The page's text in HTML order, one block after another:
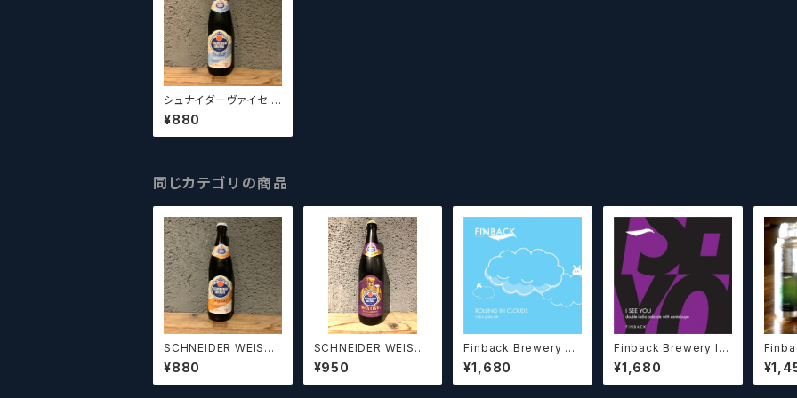
シュナイダーヴァイセ ク
リスタル500ml Schne
ider Weisse TAP2 K
ristall 500ml
¥880
同じカテゴリの商品
SCHNEIDER WEISSE
TAP7 Mein Original
シュナイダー・ヴァイ
ス オリジナル
¥880
SCHNEIDER WEISSE
TAP6 Mein Aventinu
s シュナイダー・ヴァ
イス アヴェンティヌス
¥950
Finback Brewery Ro
lling In Clouds
¥1,680
Finback Brewery I S
ee You
¥1,680
adset